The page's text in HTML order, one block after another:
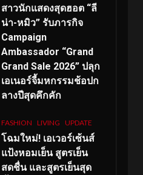
สาวนักแสดงสุดฮอต “ลี
น่า-หมิว” รับภารกิจ
Campaign
Ambassador “Grand
Grand Sale 2026” ปลุก
เอเนอร์จี้มหกรรมช้อปก
ลางปีสุดคึกคัก
FASHION LIVING UPDATE
โฉมใหม่! เอเวอร์เซ้นส์
แป้งหอมเย็น สูตรเย็น
สดชื่น และสูตรเย็นสุด